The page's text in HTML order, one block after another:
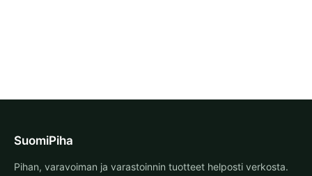
SuomiPiha
Pihan, varavoiman ja varastoinnin tuotteet helposti verkosta.